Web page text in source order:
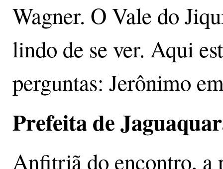
Wagner. O Vale do
lindo de se ver. Aqui
perguntas: Jerônimo
Prefeita de
Anfitriã do encontro, a